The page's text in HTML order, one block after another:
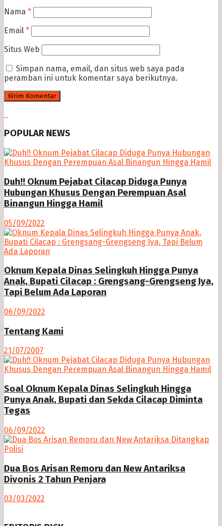
Nama *
Email *
Situs Web
Simpan nama, email, dan situs web saya pada
peramban ini untuk komentar saya berikutnya.
POPULAR NEWS
Duh!! Oknum Pejabat Cilacap Diduga Punya
Hubungan Khusus Dengan Perempuan Asal
Binangun Hingga Hamil
05/09/2022
Oknum Kepala Dinas Selingkuh Hingga Punya
Anak, Bupati Cilacap : Grengsang-Grengseng Iya,
Tapi Belum Ada Laporan
06/09/2022
Tentang Kami
21/07/2007
Soal Oknum Kepala Dinas Selingkuh Hingga
Punya Anak, Bupati dan Sekda Cilacap Diminta
Tegas
06/09/2022
Dua Bos Arisan Remoru dan New Antariksa
Divonis 2 Tahun Penjara
03/03/2022